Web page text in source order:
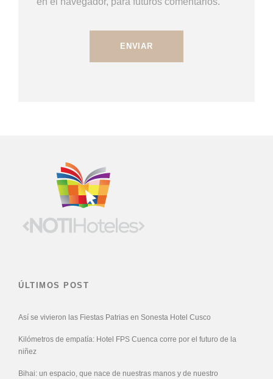
ÚLTIMOS POST
Así se vivieron las Fiestas Patrias en Sonesta Hotel Cusco
Kilómetros de empatía: Hotel FPS Cuenca corre por el futuro de la
niñez
Bihai: un espacio, que nace de nuestras manos y de nuestro